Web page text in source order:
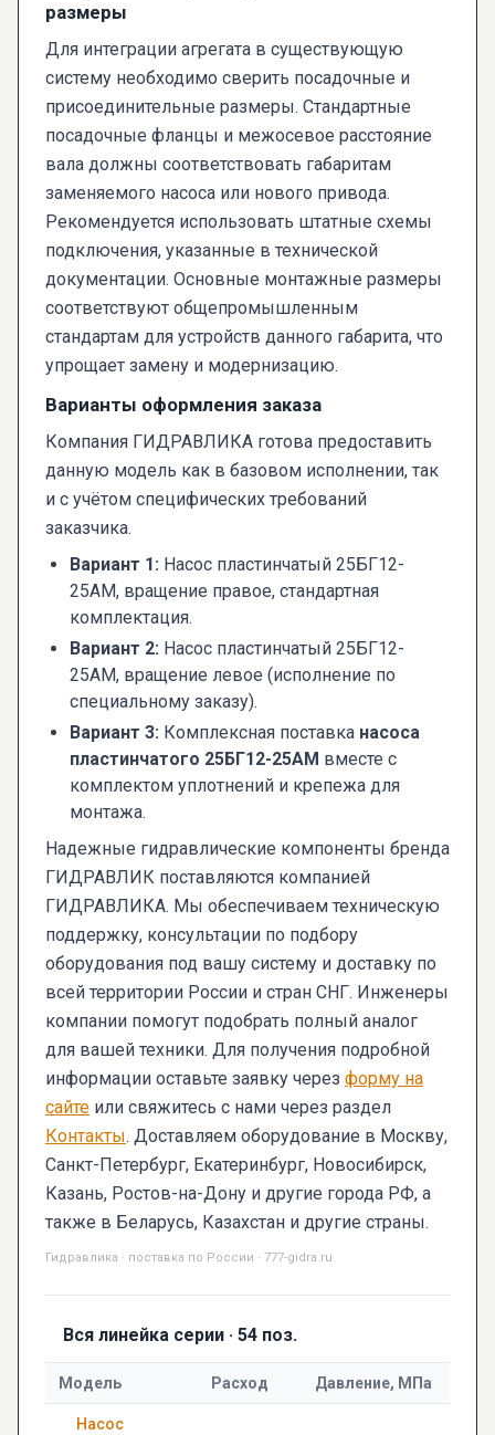
размеры
Для интеграции агрегата в существующую
систему необходимо сверить посадочные и
присоединительные размеры. Стандартные
посадочные фланцы и межосевое расстояние
вала должны соответствовать габаритам
заменяемого насоса или нового привода.
Рекомендуется использовать штатные схемы
подключения, указанные в технической
документации. Основные монтажные размеры
соответствуют общепромышленным
стандартам для устройств данного габарита, что
упрощает замену и модернизацию.
Варианты оформления заказа
Компания ГИДРАВЛИКА готова предоставить
данную модель как в базовом исполнении, так
и с учётом специфических требований
заказчика.
Вариант 1: Насос пластинчатый 25БГ12-
25АМ, вращение правое, стандартная
комплектация.
Вариант 2: Насос пластинчатый 25БГ12-
25АМ, вращение левое (исполнение по
специальному заказу).
Вариант 3: Комплексная поставка насоса
пластинчатого 25БГ12-25АМ вместе с
комплектом уплотнений и крепежа для
монтажа.
Надежные гидравлические компоненты бренда
ГИДРАВЛИК поставляются компанией
ГИДРАВЛИКА. Мы обеспечиваем техническую
поддержку, консультации по подбору
оборудования под вашу систему и доставку по
всей территории России и стран СНГ. Инженеры
компании помогут подобрать полный аналог
для вашей техники. Для получения подробной
информации оставьте заявку через форму на
сайте или свяжитесь с нами через раздел
Контакты. Доставляем оборудование в Москву,
Санкт-Петербург, Екатеринбург, Новосибирск,
Казань, Ростов-на-Дону и другие города РФ, а
также в Беларусь, Казахстан и другие страны.
Гидравлика · поставка по России · 777-gidra.ru
Вся линейка серии · 54 поз.
Модель Расход Давление, МПа
Насос